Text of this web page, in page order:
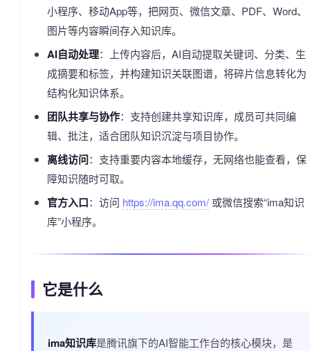
小程序、移动App等，把网页、微信文章、PDF、Word、
图片等内容瞬间存入知识库。
AI自动处理：上传内容后，AI自动提取关键词、分类、生
成摘要和标签，并构建知识关联图谱，将碎片信息转化为
结构化知识体系。
团队共享与协作：支持创建共享知识库，成员可共同编
辑、批注，适合团队知识沉淀与项目协作。
离线访问：支持重要内容本地缓存，无网络也能查看，保
障知识随时可取。
官方入口：访问 https://ima.qq.com/或微信搜索“ima知识
库”小程序。
它是什么
ima知识库是腾讯旗下的AI智能工作台的核心模块，是